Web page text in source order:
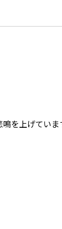
を上げていま